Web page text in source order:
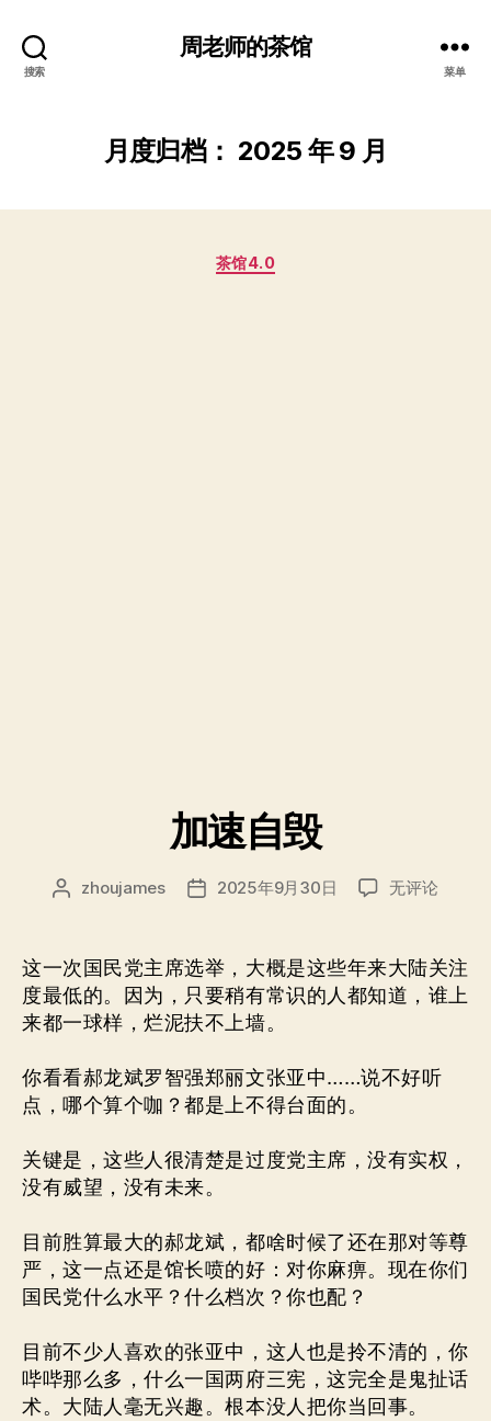
搜索
周老师的茶馆
菜单
月度归档： 2025 年 9 月
分
茶馆4.0
加速自毁
文
者
zhoujames
发
期
2025年9月30日
加
毁
无评论
这一次国民党主席选举，大概是这些年来大陆关注
度最低的。因为，只要稍有常识的人都知道，谁上
来都一球样，烂泥扶不上墙。
你看看郝龙斌罗智强郑丽文张亚中……说不好听
点，哪个算个咖？都是上不得台面的。
关键是，这些人很清楚是过度党主席，没有实权，
没有威望，没有未来。
目前胜算最大的郝龙斌，都啥时候了还在那对等尊
严，这一点还是馆长喷的好：对你麻痹。现在你们
国民党什么水平？什么档次？你也配？
目前不少人喜欢的张亚中，这人也是拎不清的，你
哔哔那么多，什么一国两府三宪，这完全是鬼扯话
术。大陆人毫无兴趣。根本没人把你当回事。